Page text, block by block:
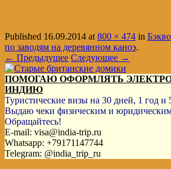
Published 16.09.2014 at800 × 474 in
по заводям на деревянном каноэ.
← Предыдущее Следующее →
ПОМОГАЮ ОФОРМЛЯТЬ
ИНДИЮ
Туристические визы на 30 дней, 1 год и
Выдаю чеки физическим и
Обращайтесь!
E-mail: visa@india-trip.ru
Whatsapp: +79171147744
Telegram: @india_trip_ru